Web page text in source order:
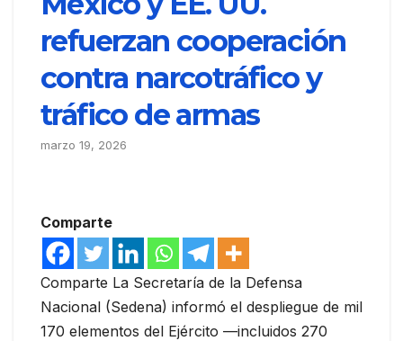
refuerzan cooperación
contra narcotráfico y
tráfico de armas
marzo 19, 2026
Comparte
Comparte La Secretaría de la Defensa
Nacional (Sedena) informó el despliegue de mil
170 elementos del Ejército —incluidos 270